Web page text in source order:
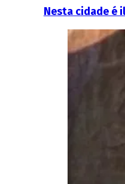
Nesta cidade é